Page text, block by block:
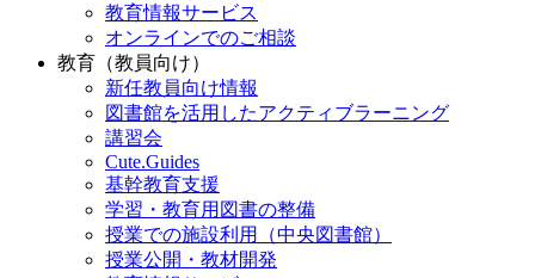
教育情報サービス
オンラインでのご相談
教育（教員向け）
新任教員向け情報
図書館を活用したアクティブラーニング
講習会
Cute.Guides
基幹教育支援
学習・教育用図書の整備
授業での施設利用（中央図書館）
授業公開・教材開発